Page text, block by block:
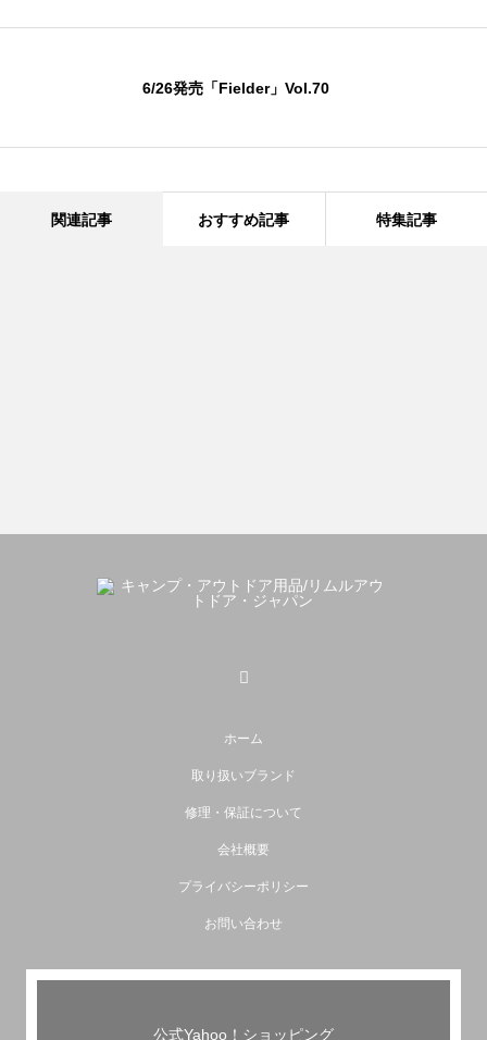
6/26発売「Fielder」Vol.70
関連記事 おすすめ記事 特集記事
ホーム
取り扱いブランド
修理・保証について
会社概要
プライバシーポリシー
お問い合わせ
公式Yahoo！ショッピング